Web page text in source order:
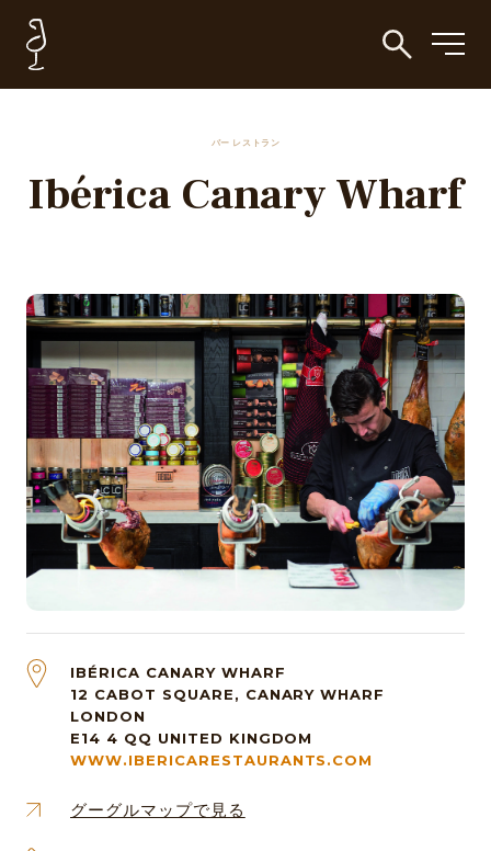
バー レストラン
Ibérica Canary Wharf
IBÉRICA CANARY WHARF
12 CABOT SQUARE, CANARY WHARF
LONDON
E14 4 QQ UNITED KINGDOM
WWW.IBERICARESTAURANTS.COM
グーグルマップで見る